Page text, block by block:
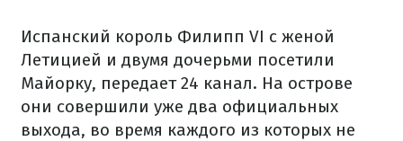
Испанский король Филипп VI с женой
Летицией и двумя дочерьми посетили
Майорку, передает 24 канал. На острове
они совершили уже два официальных
выхода, во время каждого из которых не